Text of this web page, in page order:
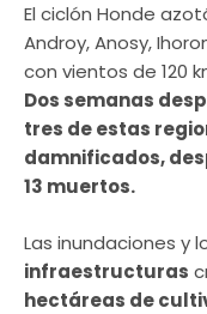
El ciclón Honde
Androy, Anosy,
con vientos de 120
Dos semanas
tres de estas
damnificados,
13 muertos.
Las inundaciones y
infraestructuras
hectáreas de